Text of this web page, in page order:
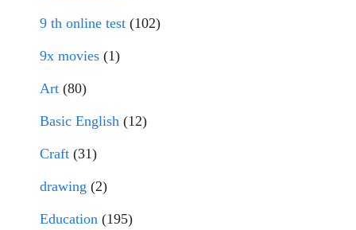
9 th online test (102)
9x movies (1)
Art (80)
Basic English (12)
Craft (31)
drawing (2)
Education (195)